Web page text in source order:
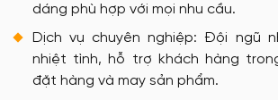
dáng phù hợp với mọi nhu cầu.
Dịch vụ chuyên nghiệp: Đội ngũ
nhiệt tình, hỗ trợ khách hàng
đặt hàng và may sản phẩm.